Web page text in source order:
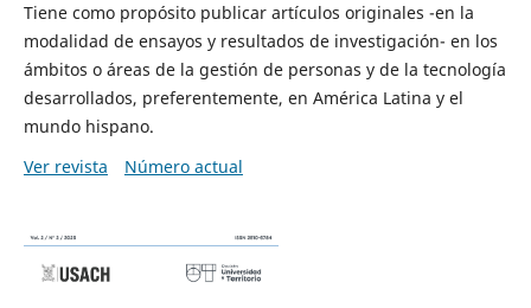
Tiene como propósito publicar artículos originales -en la
modalidad de ensayos y resultados de investigación- en los
ámbitos o áreas de la gestión de personas y de la tecnología
desarrollados, preferentemente, en América Latina y el
mundo hispano.
Ver revista
Número actual